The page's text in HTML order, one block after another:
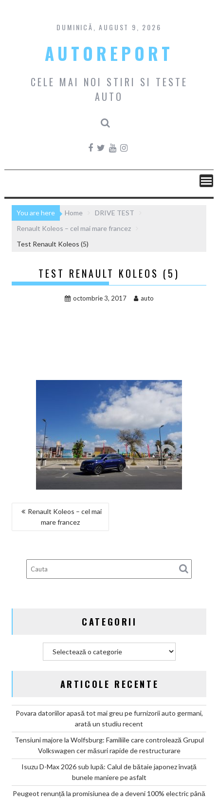
content
DUMINICĂ, AUGUST 9, 2026
AUTOREPORT
CELE MAI NOI STIRI SI TESTE
AUTO
You are here Home
DRIVE TEST
Renault Koleos – cel mai mare francez
Test Renault Koleos (5)
TEST RENAULT KOLEOS (5)
octombrie 3, 2017 auto
NAVIGARE
Renault Koleos – cel mai
mare francez
CATEGORII
ARTICOLE RECENTE
Povara datoriilor apasă tot mai greu pe furnizorii auto germani,
arată un studiu recent
Tensiuni majore la Wolfsburg: Familiile care controlează Grupul
Volkswagen cer măsuri rapide de restructurare
Isuzu D-Max 2026 sub lupă: Calul de bătaie japonez învață
bunele maniere pe asfalt
Peugeot renunță la promisiunea de a deveni 100% electric până